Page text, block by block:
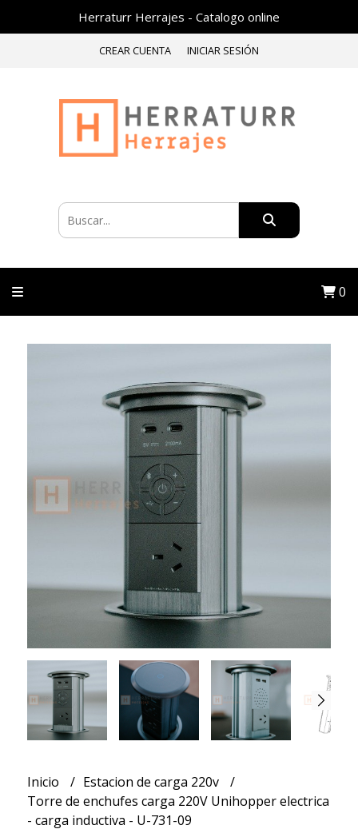
Herraturr Herrajes - Catalogo online
CREAR CUENTA INICIAR SESIÓN
0
Inicio
Estacion de carga 220v
Torre de enchufes carga 220V Unihopper electrica
- carga inductiva - U-731-09